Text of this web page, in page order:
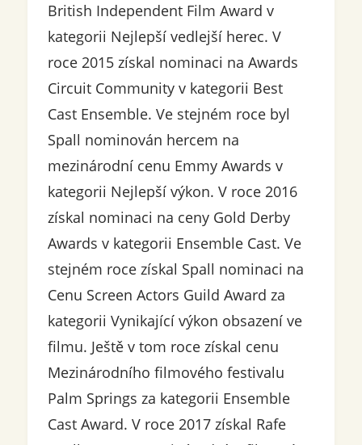
British Independent Film Award v
kategorii Nejlepší vedlejší herec. V
roce 2015 získal nominaci na Awards
Circuit Community v kategorii Best
Cast Ensemble. Ve stejném roce byl
Spall nominován hercem na
mezinárodní cenu Emmy Awards v
kategorii Nejlepší výkon. V roce 2016
získal nominaci na ceny Gold Derby
Awards v kategorii Ensemble Cast. Ve
stejném roce získal Spall nominaci na
Cenu Screen Actors Guild Award za
kategorii Vynikající výkon obsazení ve
filmu. Ještě v tom roce získal cenu
Mezinárodního filmového festivalu
Palm Springs za kategorii Ensemble
Cast Award. V roce 2017 získal Rafe